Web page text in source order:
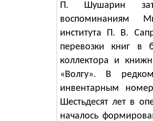
П. Шушарин
воспоминаниям
института П. В.
перевозки книг в
коллектора и
«Волгу». В
инвентарным
Шестьдесят лет в
началось